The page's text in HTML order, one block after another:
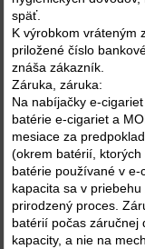
späť.
K výrobkom vráteným
priložené číslo
znáša zákazník.
Záruka, záruka:
Na nabíjačky e-
batérie e-cigariet a
mesiace za
(okrem batérií,
batérie používané v
kapacita sa v
prirodzený proces.
batérií počas záručnej
kapacity, a nie na